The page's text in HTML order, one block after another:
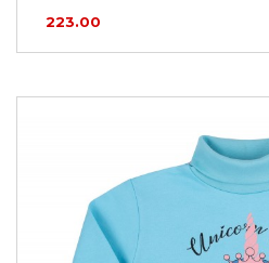
223.00